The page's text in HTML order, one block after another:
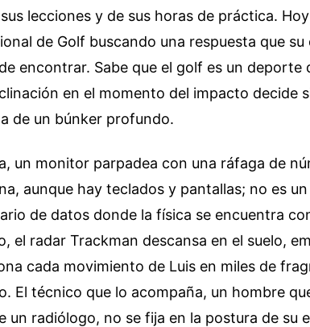
lecciones y de sus horas de práctica.
de Golf buscando una respuesta que
encontrar. Sabe que el golf es un deporte
en el momento del impacto decide
de un búnker profundo.
un monitor parpadea con una ráfaga de
aunque hay teclados y pantallas; no es
de datos donde la física se encuentra
el radar Trackman descansa en el suelo,
cada movimiento de Luis en miles de
El técnico que lo acompaña, un hombre
un radiólogo, no se fija en la postura de su